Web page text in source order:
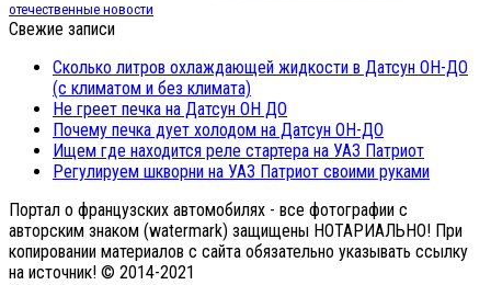
отечественные новости
Свежие записи
Сколько литров охлаждающей жидкости в Датсун ОН-ДО
(с климатом и без климата)
Не греет печка на Датсун ОН ДО
Почему печка дует холодом на Датсун ОН-ДО
Ищем где находится реле стартера на УАЗ Патриот
Регулируем шкворни на УАЗ Патриот своими руками
Портал о французских автомобилях - все фотографии с
авторским знаком (watermark) защищены НОТАРИАЛЬНО! При
копировании материалов с сайта обязательно указывать ссылку
на источник! © 2014-2021